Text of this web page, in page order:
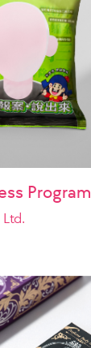
Program